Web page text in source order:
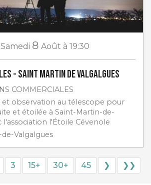
Samedi 8 Août à 19:30
- Saint Martin de Valgalgues
COMMERCIALES
et observation au télescope pour
et étoilée à Saint-Martin-de-
l'association l'Étoile Cévenole
Valgalgues
3 15+ 30+ 45 ❯ ❯❯